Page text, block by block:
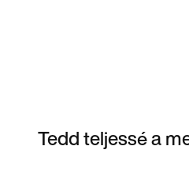
Tedd teljessé a